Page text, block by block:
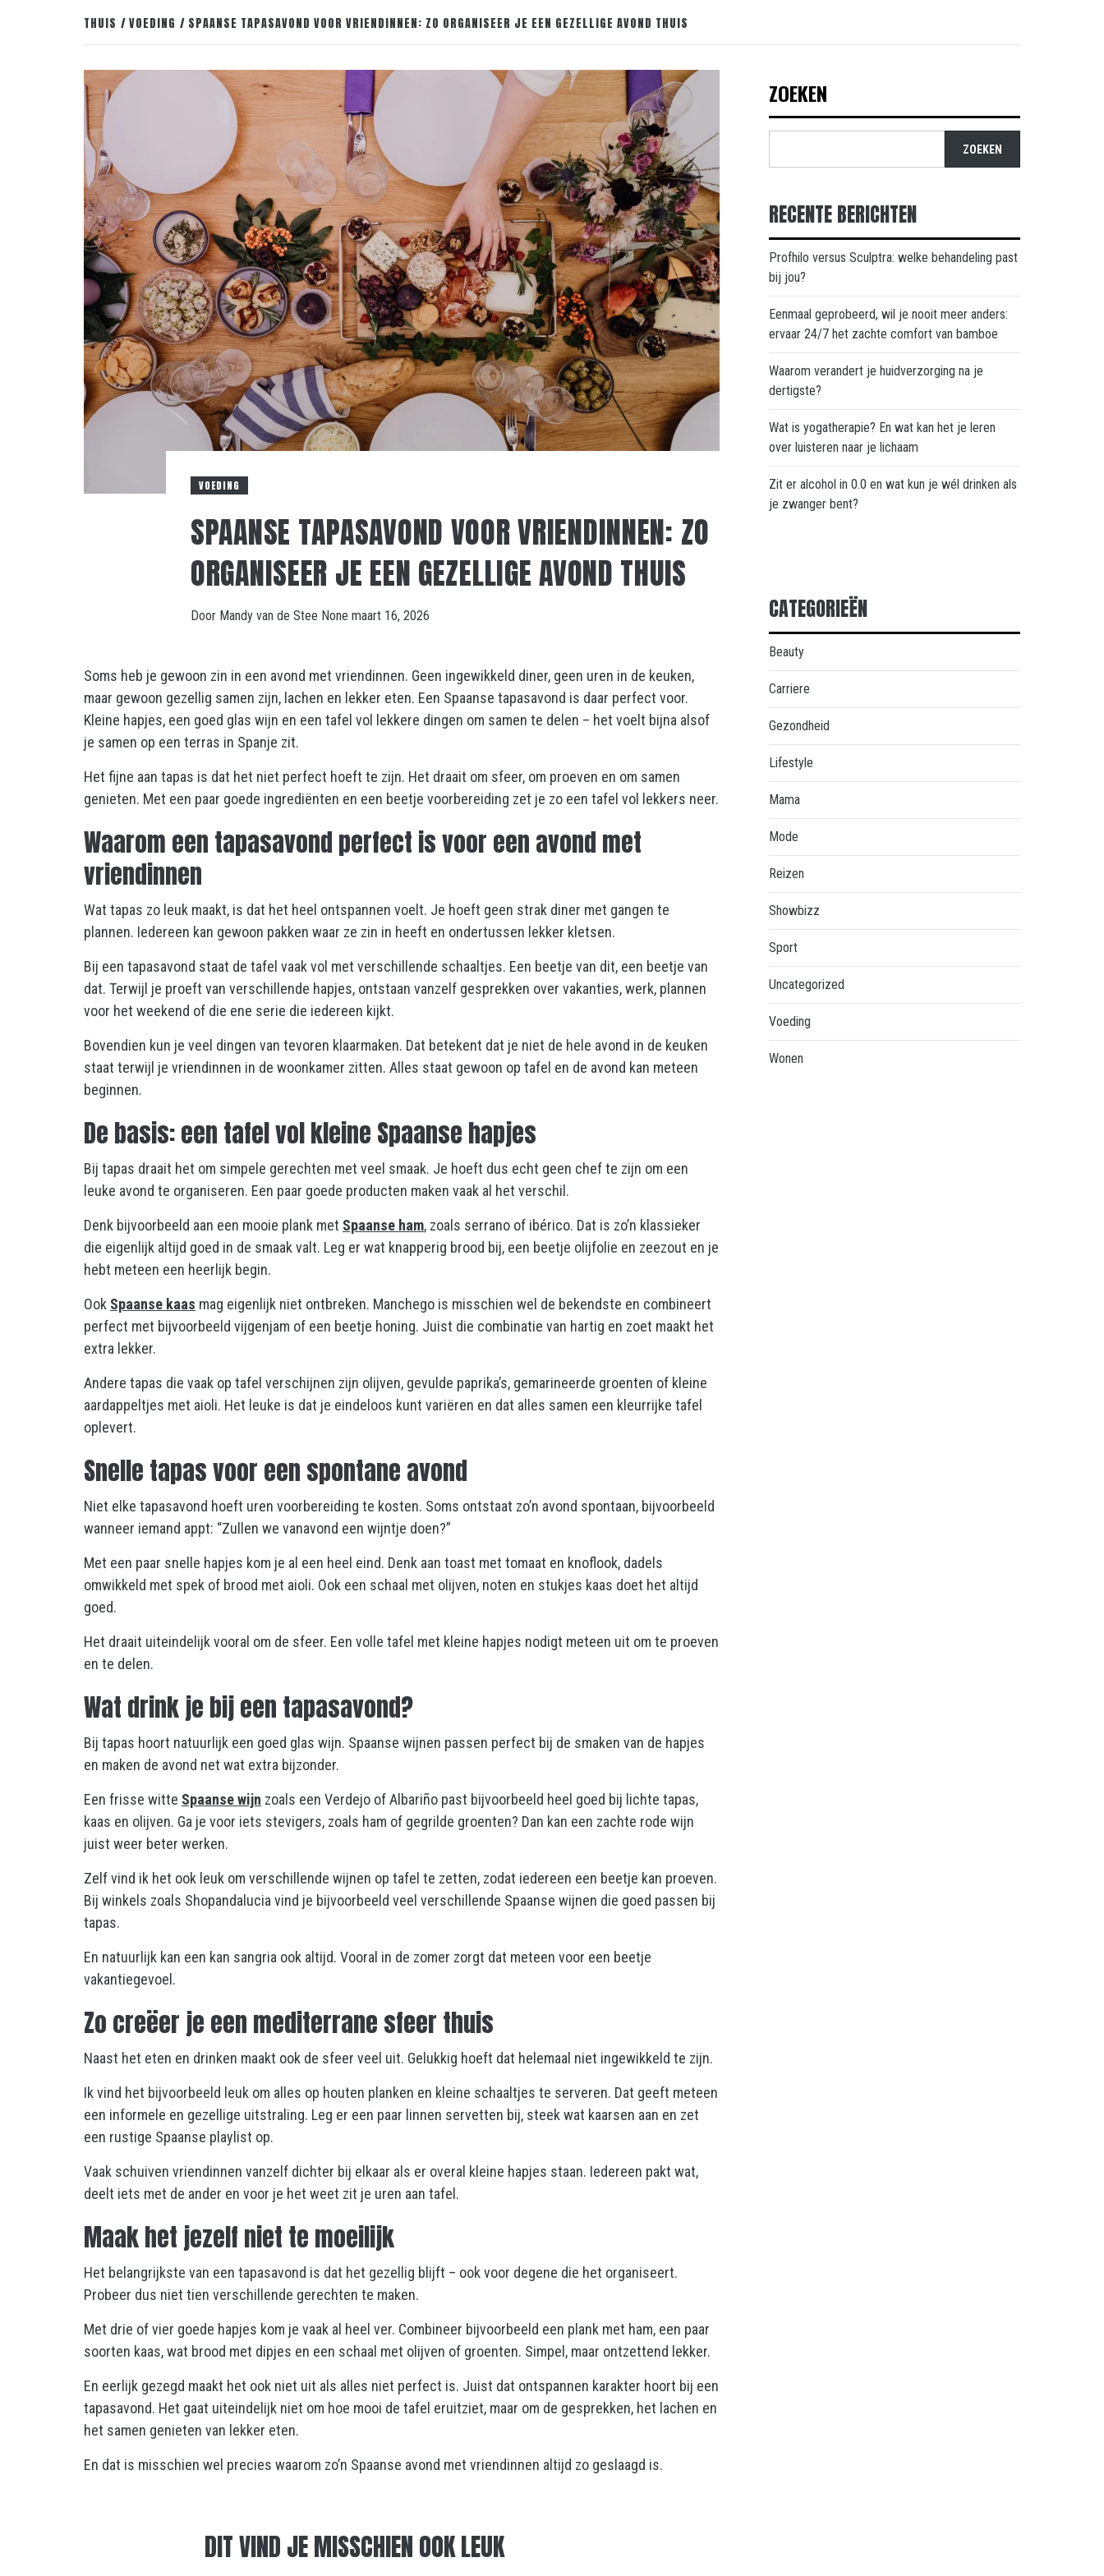
THUIS VOEDING SPAANSE TAPASAVOND VOOR VRIENDINNEN: ZO ORGANISEER JE EEN GEZELLIGE AVOND THUIS
VOEDING
SPAANSE TAPASAVOND VOOR VRIENDINNEN: ZO
ORGANISEER JE EEN GEZELLIGE AVOND THUIS
Door Mandy van de Stee None maart 16, 2026
Soms heb je gewoon zin in een avond met vriendinnen. Geen ingewikkeld diner, geen uren in de keuken,
maar gewoon gezellig samen zijn, lachen en lekker eten. Een Spaanse tapasavond is daar perfect voor.
Kleine hapjes, een goed glas wijn en een tafel vol lekkere dingen om samen te delen – het voelt bijna alsof
je samen op een terras in Spanje zit.
Het fijne aan tapas is dat het niet perfect hoeft te zijn. Het draait om sfeer, om proeven en om samen
genieten. Met een paar goede ingrediënten en een beetje voorbereiding zet je zo een tafel vol lekkers neer.
Waarom een tapasavond perfect is voor een avond met
vriendinnen
Wat tapas zo leuk maakt, is dat het heel ontspannen voelt. Je hoeft geen strak diner met gangen te
plannen. Iedereen kan gewoon pakken waar ze zin in heeft en ondertussen lekker kletsen.
Bij een tapasavond staat de tafel vaak vol met verschillende schaaltjes. Een beetje van dit, een beetje van
dat. Terwijl je proeft van verschillende hapjes, ontstaan vanzelf gesprekken over vakanties, werk, plannen
voor het weekend of die ene serie die iedereen kijkt.
Bovendien kun je veel dingen van tevoren klaarmaken. Dat betekent dat je niet de hele avond in de keuken
staat terwijl je vriendinnen in de woonkamer zitten. Alles staat gewoon op tafel en de avond kan meteen
beginnen.
De basis: een tafel vol kleine Spaanse hapjes
Bij tapas draait het om simpele gerechten met veel smaak. Je hoeft dus echt geen chef te zijn om een
leuke avond te organiseren. Een paar goede producten maken vaak al het verschil.
Denk bijvoorbeeld aan een mooie plank met Spaanse ham, zoals serrano of ibérico. Dat is zo’n klassieker
die eigenlijk altijd goed in de smaak valt. Leg er wat knapperig brood bij, een beetje olijfolie en zeezout en je
hebt meteen een heerlijk begin.
Ook Spaanse kaas mag eigenlijk niet ontbreken. Manchego is misschien wel de bekendste en combineert
perfect met bijvoorbeeld vijgenjam of een beetje honing. Juist die combinatie van hartig en zoet maakt het
extra lekker.
Andere tapas die vaak op tafel verschijnen zijn olijven, gevulde paprika’s, gemarineerde groenten of kleine
aardappeltjes met aioli. Het leuke is dat je eindeloos kunt variëren en dat alles samen een kleurrijke tafel
oplevert.
Snelle tapas voor een spontane avond
Niet elke tapasavond hoeft uren voorbereiding te kosten. Soms ontstaat zo’n avond spontaan, bijvoorbeeld
wanneer iemand appt: “Zullen we vanavond een wijntje doen?”
Met een paar snelle hapjes kom je al een heel eind. Denk aan toast met tomaat en knoflook, dadels
omwikkeld met spek of brood met aioli. Ook een schaal met olijven, noten en stukjes kaas doet het altijd
goed.
Het draait uiteindelijk vooral om de sfeer. Een volle tafel met kleine hapjes nodigt meteen uit om te proeven
en te delen.
Wat drink je bij een tapasavond?
Bij tapas hoort natuurlijk een goed glas wijn. Spaanse wijnen passen perfect bij de smaken van de hapjes
en maken de avond net wat extra bijzonder.
Een frisse witte Spaanse wijn zoals een Verdejo of Albariño past bijvoorbeeld heel goed bij lichte tapas,
kaas en olijven. Ga je voor iets stevigers, zoals ham of gegrilde groenten? Dan kan een zachte rode wijn
juist weer beter werken.
Zelf vind ik het ook leuk om verschillende wijnen op tafel te zetten, zodat iedereen een beetje kan proeven.
Bij winkels zoals Shopandalucia vind je bijvoorbeeld veel verschillende Spaanse wijnen die goed passen bij
tapas.
En natuurlijk kan een kan sangria ook altijd. Vooral in de zomer zorgt dat meteen voor een beetje
vakantiegevoel.
Zo creëer je een mediterrane sfeer thuis
Naast het eten en drinken maakt ook de sfeer veel uit. Gelukkig hoeft dat helemaal niet ingewikkeld te zijn.
Ik vind het bijvoorbeeld leuk om alles op houten planken en kleine schaaltjes te serveren. Dat geeft meteen
een informele en gezellige uitstraling. Leg er een paar linnen servetten bij, steek wat kaarsen aan en zet
een rustige Spaanse playlist op.
Vaak schuiven vriendinnen vanzelf dichter bij elkaar als er overal kleine hapjes staan. Iedereen pakt wat,
deelt iets met de ander en voor je het weet zit je uren aan tafel.
Maak het jezelf niet te moeilijk
Het belangrijkste van een tapasavond is dat het gezellig blijft – ook voor degene die het organiseert.
Probeer dus niet tien verschillende gerechten te maken.
Met drie of vier goede hapjes kom je vaak al heel ver. Combineer bijvoorbeeld een plank met ham, een paar
soorten kaas, wat brood met dipjes en een schaal met olijven of groenten. Simpel, maar ontzettend lekker.
En eerlijk gezegd maakt het ook niet uit als alles niet perfect is. Juist dat ontspannen karakter hoort bij een
tapasavond. Het gaat uiteindelijk niet om hoe mooi de tafel eruitziet, maar om de gesprekken, het lachen en
het samen genieten van lekker eten.
En dat is misschien wel precies waarom zo’n Spaanse avond met vriendinnen altijd zo geslaagd is.
DIT VIND JE MISSCHIEN OOK LEUK
ZOEKEN
ZOEKEN
RECENTE BERICHTEN
Profhilo versus Sculptra: welke behandeling past
bij jou?
Eenmaal geprobeerd, wil je nooit meer anders:
ervaar 24/7 het zachte comfort van bamboe
Waarom verandert je huidverzorging na je
dertigste?
Wat is yogatherapie? En wat kan het je leren
over luisteren naar je lichaam
Zit er alcohol in 0.0 en wat kun je wél drinken als
je zwanger bent?
CATEGORIEËN
Beauty
Carriere
Gezondheid
Lifestyle
Mama
Mode
Reizen
Showbizz
Sport
Uncategorized
Voeding
Wonen